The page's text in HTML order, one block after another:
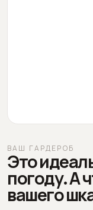
ВАШ ГАРДЕРОБ
Это
погоду. А
вашего